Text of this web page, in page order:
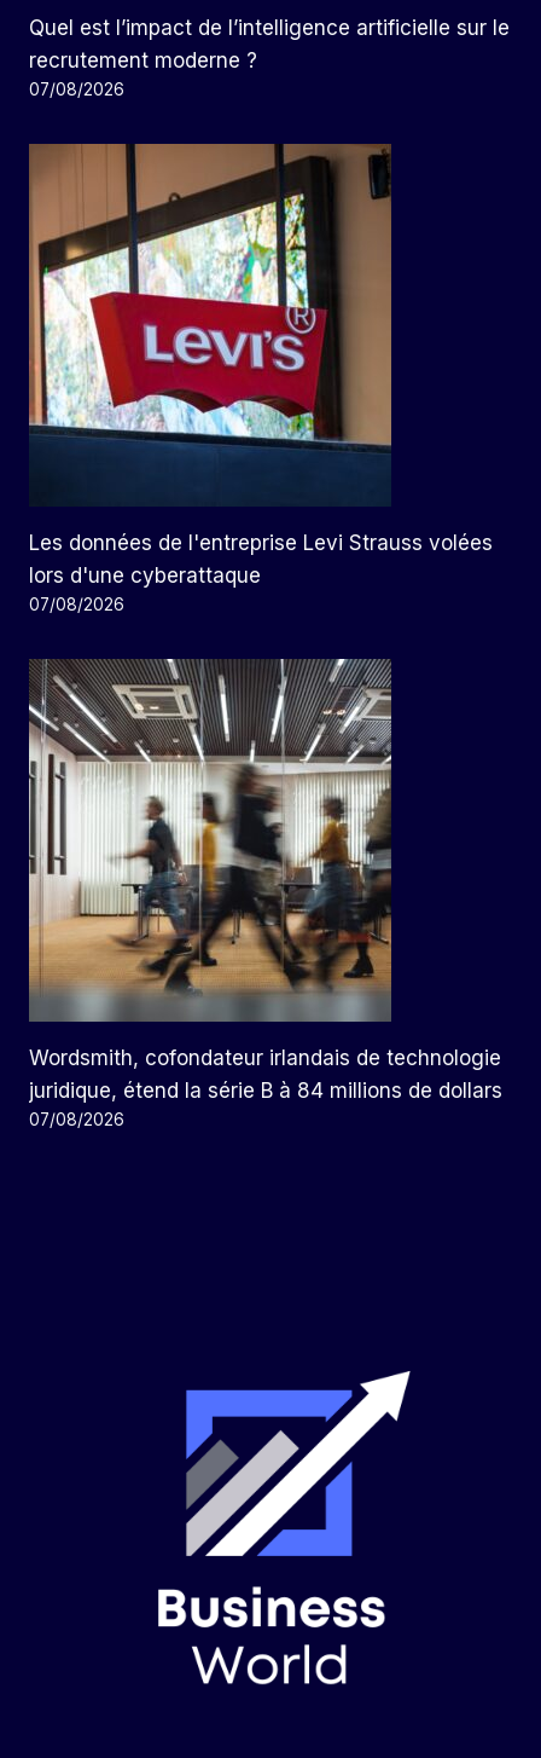
Quel est l’impact de l’intelligence artificielle sur le
recrutement moderne ?
07/08/2026
Les données de l'entreprise Levi Strauss volées
lors d'une cyberattaque
07/08/2026
Wordsmith, cofondateur irlandais de technologie
juridique, étend la série B à 84 millions de dollars
07/08/2026